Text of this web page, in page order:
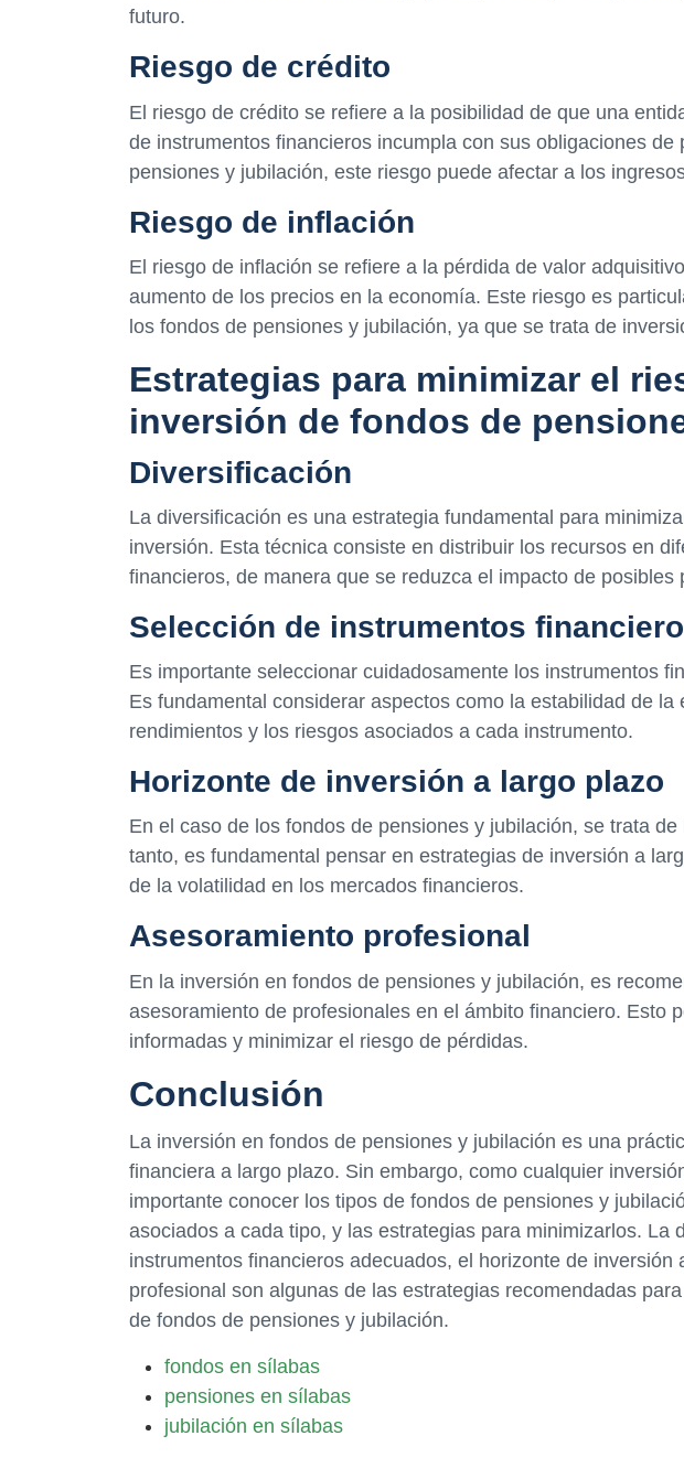
futuro.
Riesgo de crédito
El riesgo de crédito se refiere a la posibilidad de que una
de instrumentos financieros incumpla con sus obligaciones de
pensiones y jubilación, este riesgo puede afectar a los
Riesgo de inflación
El riesgo de inflación se refiere a la pérdida de valor
aumento de los precios en la economía. Este riesgo es
los fondos de pensiones y jubilación, ya que se trata de
Estrategias para minimizar el
inversión de fondos de
Diversificación
La diversificación es una estrategia fundamental para
inversión. Esta técnica consiste en distribuir los recursos en
financieros, de manera que se reduzca el impacto de posibles
Selección de instrumentos
Es importante seleccionar cuidadosamente los instrumentos
Es fundamental considerar aspectos como la estabilidad de
rendimientos y los riesgos asociados a cada instrumento.
Horizonte de inversión a largo plazo
En el caso de los fondos de pensiones y jubilación, se trata
tanto, es fundamental pensar en estrategias de inversión a
de la volatilidad en los mercados financieros.
Asesoramiento profesional
En la inversión en fondos de pensiones y jubilación, es
asesoramiento de profesionales en el ámbito financiero. Esto
informadas y minimizar el riesgo de pérdidas.
Conclusión
La inversión en fondos de pensiones y jubilación es una
financiera a largo plazo. Sin embargo, como cualquier
importante conocer los tipos de fondos de pensiones y
asociados a cada tipo, y las estrategias para minimizarlos. La
instrumentos financieros adecuados, el horizonte de
profesional son algunas de las estrategias recomendadas
de fondos de pensiones y jubilación.
fondos en sílabas
pensiones en sílabas
jubilación en sílabas